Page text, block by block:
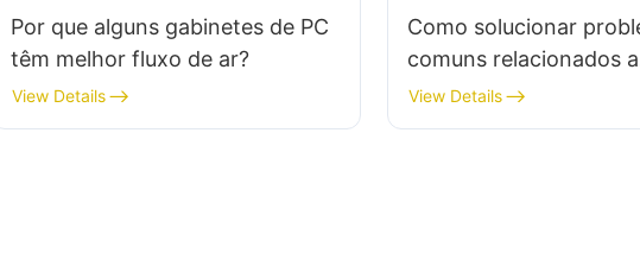
Por que alguns gabinetes de PC
têm melhor fluxo de ar?
View Details
Como solucionar
comuns relacionados a
gabinetes de PC para
View Details